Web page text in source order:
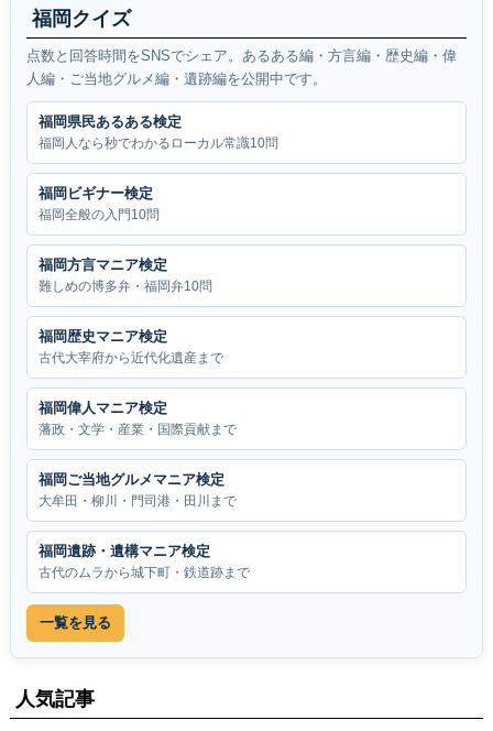
福岡クイズ
点数と回答時間をSNSでシェア。あるある編・方言編・歴史編・偉
人編・ご当地グルメ編・遺跡編を公開中です。
福岡県民あるある検定
福岡人なら秒でわかるローカル常識10問
福岡ビギナー検定
福岡全般の入門10問
福岡方言マニア検定
難しめの博多弁・福岡弁10問
福岡歴史マニア検定
古代大宰府から近代化遺産まで
福岡偉人マニア検定
藩政・文学・産業・国際貢献まで
福岡ご当地グルメマニア検定
大牟田・柳川・門司港・田川まで
福岡遺跡・遺構マニア検定
古代のムラから城下町・鉄道跡まで
一覧を見る
人気記事